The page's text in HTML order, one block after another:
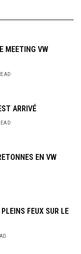
MEETING VW
ARRIVÉ
EN VW
FEUX SUR LE